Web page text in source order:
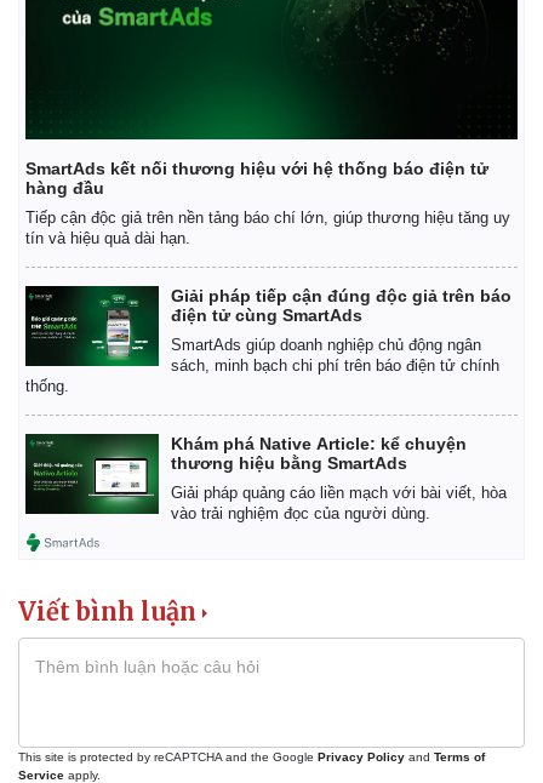
Kinh tế
Khởi nghiệp
Tiêu dùng
Chứng khoán
SmartAds kết nối thương hiệu với hệ thống báo điện tử
hàng đầu
Tiếp cận độc giả trên nền tảng báo chí lớn, giúp thương hiệu tăng uy
tín và hiệu quả dài hạn.
Giải pháp tiếp cận đúng độc giả trên báo
điện tử cùng SmartAds
SmartAds giúp doanh nghiệp chủ động ngân
sách, minh bạch chi phí trên báo điện tử chính
thống.
Khám phá Native Article: kể chuyện
thương hiệu bằng SmartAds
Giải pháp quảng cáo liền mạch với bài viết, hòa
vào trải nghiệm đọc của người dùng.
Viết bình luận
This site is protected by reCAPTCHA and the Google Privacy Policy and Terms of
Service apply.